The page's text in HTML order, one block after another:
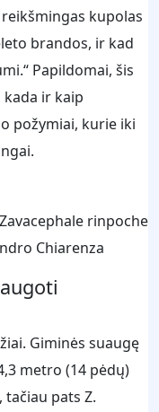
kupolas
brandos, ir kad
Papildomai, šis
ir kaip
požymiai, kurie iki
rinpoche
Chiarenza
Giminės suaugę
metro (14 pėdų)
pats Z.